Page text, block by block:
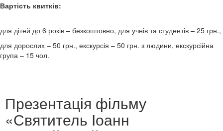
Вартість квитків:
для дітей до 6 років – безкоштовно, для учнів та студентів – 25 грн.,
для дорослих – 50 грн., екскурсія – 50 грн. з людини, екскурсійна
група – 15 чол.
Презентація фільму
«Святитель Іоанн